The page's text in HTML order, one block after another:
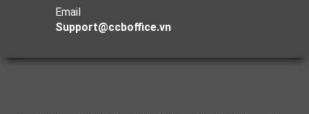
Email
Support@ccboffice.vn